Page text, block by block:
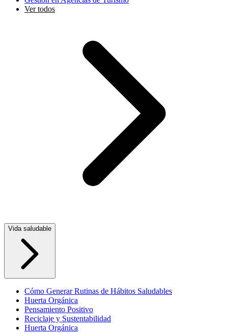
Ver todos
Vida saludable
Cómo Generar Rutinas de Hábitos Saludables
Huerta Orgánica
Pensamiento Positivo
Reciclaje y Sustentabilidad
Huerta Orgánica